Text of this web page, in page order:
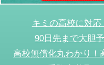
キミの高校に対
90日先まで大胆
高校無償化丸わかり！